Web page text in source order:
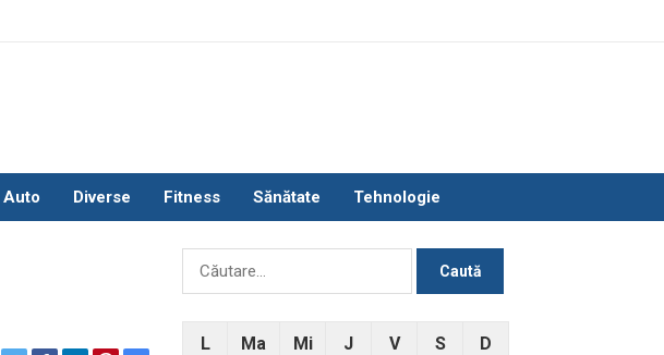
Auto Diverse Fitness Sănătate Tehnologie
Caută
L Ma Mi J V S D